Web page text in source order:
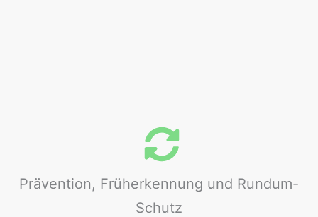
Prävention, Früherkennung und Rundum-
Schutz